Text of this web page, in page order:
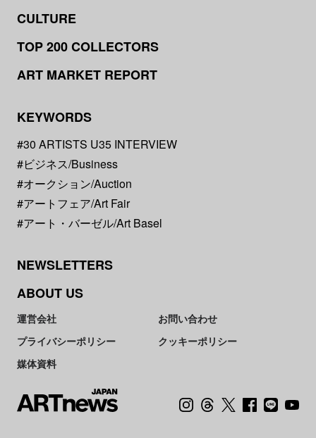
CULTURE
TOP 200 COLLECTORS
ART MARKET REPORT
KEYWORDS
#30 ARTISTS U35 INTERVIEW
#ビジネス/Business
#オークション/Auction
#アートフェア/Art Fair
#アート・バーゼル/Art Basel
NEWSLETTERS
ABOUT US
運営会社
お問い合わせ
プライバシーポリシー
クッキーポリシー
媒体資料